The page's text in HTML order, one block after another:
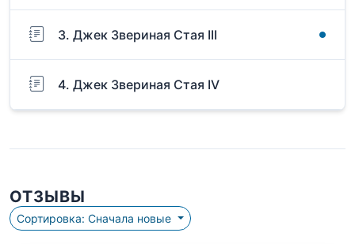
3. Джек Звериная Стая III
4. Джек Звериная Стая IV
ОТЗЫВЫ
Сортировка: Сначала новые